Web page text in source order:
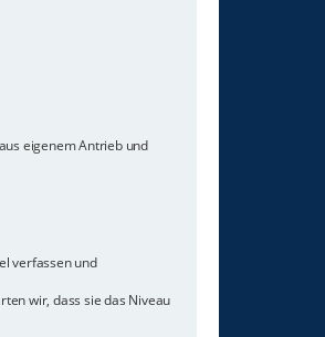
eigenem Antrieb und
verfassen und
wir, dass sie das Niveau